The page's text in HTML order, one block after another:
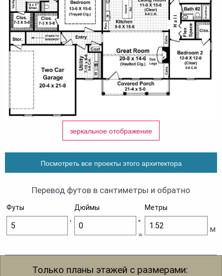
зеркальное отображение
Посмотреть все проекты этого архитектора
Перевод футов в сантиметры и обратно
Футы Дюймы Метры
'
"
=
м
Только планы этажей с размерами: